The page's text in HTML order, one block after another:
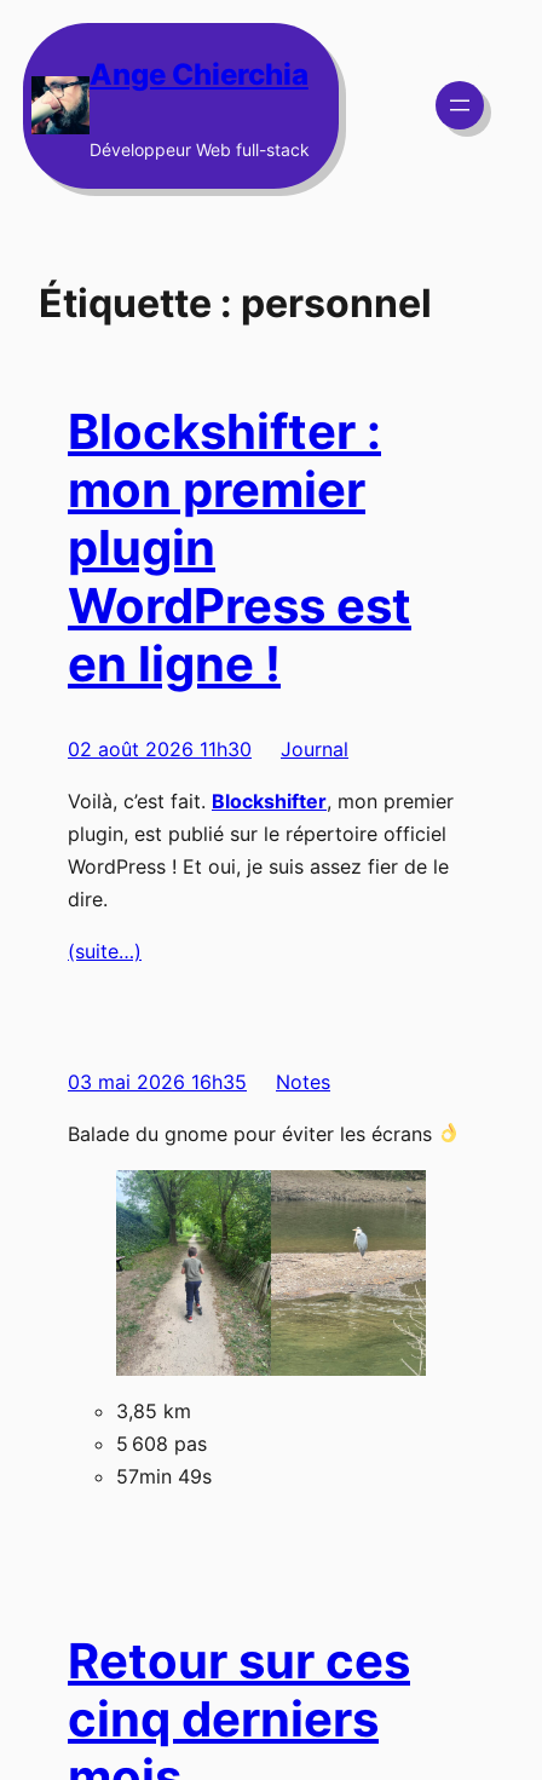
au
contenu Ange Chierchia
Développeur Web full-stack
Étiquette : personnel
Blockshifter :
mon premier
plugin
WordPress est
en ligne !
02 août 2026 11h30 Journal
Voilà, c’est fait. Blockshifter, mon premier
plugin, est publié sur le répertoire officiel
WordPress ! Et oui, je suis assez fier de le
dire.
(suite…)
03 mai 2026 16h35 Notes
Balade du gnome pour éviter les écrans
3,85 km
5 608 pas
57min 49s
Retour sur ces
cinq derniers